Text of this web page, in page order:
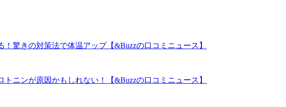
驚きの対策法で体温アップ【&Buzzの口コミニュース】
ニンが原因かもしれない！【&Buzzの口コミニュース】